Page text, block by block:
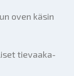
oven käsin
tievaaka-